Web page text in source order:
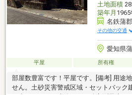
土地面積
築年月
名鉄蒲
その他の交通
愛知県
平屋 所有権
部屋数豊富です！平屋です。[備考] 用途
せん。土砂災害警戒区域・セットバック